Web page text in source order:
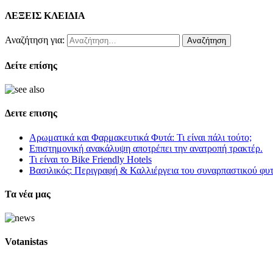
ΛΕΞΕΙΣ ΚΛΕΙΔΙΑ
Αναζήτηση για:
Δείτε επίσης
Δειτε επισης
Αρωματικά και Φαρμακευτικά Φυτά: Τι είναι πάλι τούτο;
Επιστημονική ανακάλυψη αποτρέπει την ανατροπή τρακτέρ.
Τι είναι το Bike Friendly Hotels
Βασιλικός: Περιγραφή & Καλλιέργεια του συναρπαστικού
Τα νέα μας
Votanistas